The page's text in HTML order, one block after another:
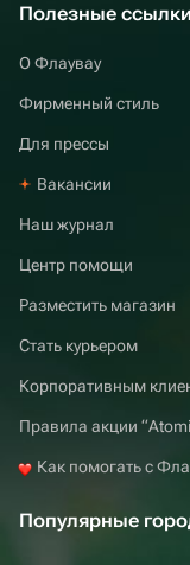
Полезные ссылки
О Флаувау
Фирменный стиль
Для прессы
Вакансии
Наш журнал
Центр помощи
Разместить магазин
Стать курьером
Корпоративным
Правила акции
Как помогать с
Популярные